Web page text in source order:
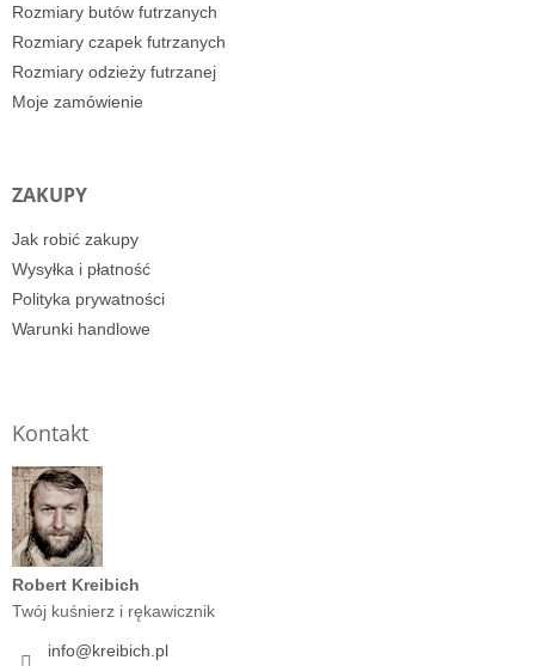
Rozmiary butów futrzanych
Rozmiary czapek futrzanych
Rozmiary odzieży futrzanej
Moje zamówienie
ZAKUPY
Jak robić zakupy
Wysyłka i płatność
Polityka prywatności
Warunki handlowe
Kontakt
Robert Kreibich
Twój kuśnierz i rękawicznik
info@kreibich.pl